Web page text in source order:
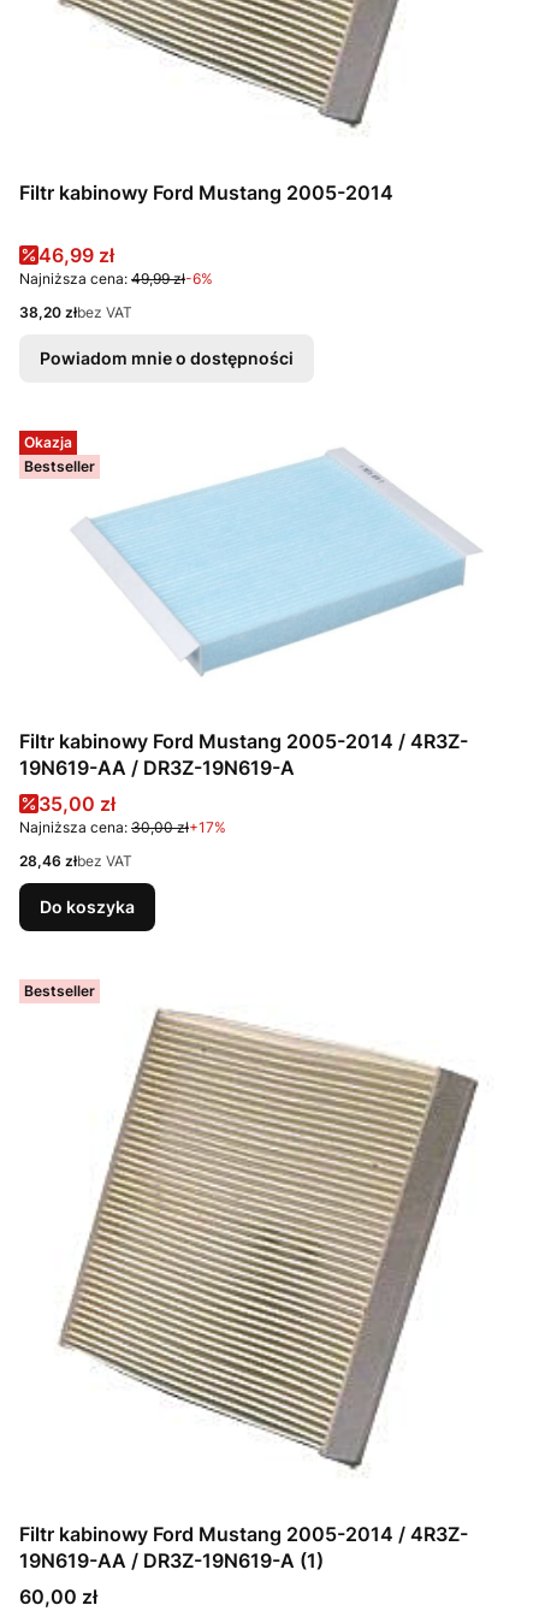
Filtr kabinowy Ford Mustang 2005-2014
Cena promocyjna
46,99 zł
Najniższa cena: 49,99 zł-6%
Cena
38,20 złbez VAT
Powiadom mnie o dostępności
Okazja
Bestseller
Filtr kabinowy Ford Mustang 2005-2014 / 4R3Z-
19N619-AA / DR3Z-19N619-A
Cena promocyjna
35,00 zł
Najniższa cena: 30,00 zł+17%
Cena
28,46 złbez VAT
Do koszyka
Bestseller
Filtr kabinowy Ford Mustang 2005-2014 / 4R3Z-
19N619-AA / DR3Z-19N619-A (1)
Cena
60,00 zł